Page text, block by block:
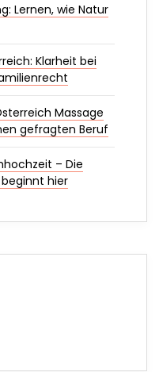
Lernen, wie Natur
Klarheit bei
Massage
gefragten Beruf
– Die
hier